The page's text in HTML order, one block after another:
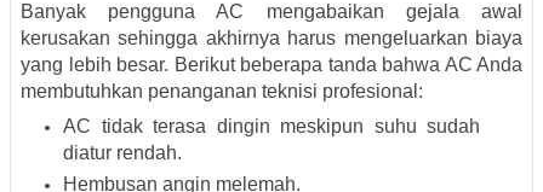
Banyak pengguna AC mengabaikan gejala awal
kerusakan sehingga akhirnya harus mengeluarkan biaya
yang lebih besar. Berikut beberapa tanda bahwa AC Anda
membutuhkan penanganan teknisi profesional:
AC tidak terasa dingin meskipun suhu sudah
diatur rendah.
Hembusan angin melemah.